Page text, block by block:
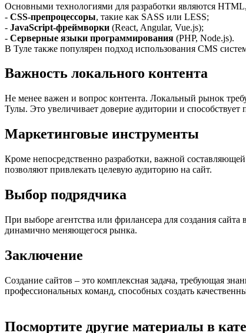
Основными технологиями для разработки являются
- CSS-препроцессоры, такие как SASS или LESS;
- JavaScript-фреймворки (React, Angular, Vue.js);
- Серверные языки программирования (PHP, Node.js).
В Туле также популярен подход использования CMS
Важность локального контента
Не менее важен и вопрос контента. Локальный рынок
Тулы. Это увеличивает доверие аудитории и
Маркетинговые инструменты
Кроме непосредственно разработки, важной
позволяют привлекать целевую аудиторию на сайт.
Выбор подрядчика
При выборе агентства или фрилансера для создания
динамично меняющегося рынка.
Заключение
Создание сайтов – это комплексная задача, требующая
профессиональных команд, способных создать
Посмортите другие материалы в